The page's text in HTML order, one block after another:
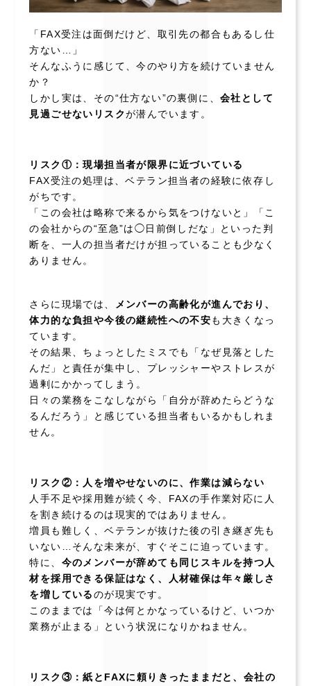
「FAX受注は面倒だけど、取引先の都合もあるし仕
方ない…」
そんなふうに感じて、今のやり方を続けていません
か？
しかし実は、その“仕方ない”の裏側に、会社として
見過ごせないリスクが潜んでいます。
リスク①：現場担当者が限界に近づいている
FAX受注の処理は、ベテラン担当者の経験に依存し
がちです。
「この会社は略称で来るから気をつけないと」「こ
の会社からの“至急”は◯日前倒しだな」といった判
断を、一人の担当者だけが担っていることも少なく
ありません。
さらに現場では、 メンバーの高齢化が進んでおり、
体力的な負担や今後の継続性への不安も大きくなっ
ています。
その結果、ちょっとしたミスでも「なぜ見落とした
んだ」と責任が集中し、プレッシャーやストレスが
過剰にかかってしまう。
日々の業務をこなしながら「自分が辞めたらどうな
るんだろう」と感じている担当者もいるかもしれま
せん。
リスク②：人を増やせないのに、作業は減らない
人手不足や採用難が続く今、FAXの手作業対応に人
を割き続けるのは現実的ではありません。
増員も難しく、ベテランが抜けた後の引き継ぎ先も
いない…そんな未来が、すぐそこに迫っています。
特に、 今のメンバーが辞めても同じスキルを持つ人
材を採用できる保証はなく、人材確保は年々厳しさ
を増しているのが現実です。
このままでは「今は何とかなっているけど、いつか
業務が止まる」という状況になりかねません。
リスク③：紙とFAXに頼りきったままだと、会社の